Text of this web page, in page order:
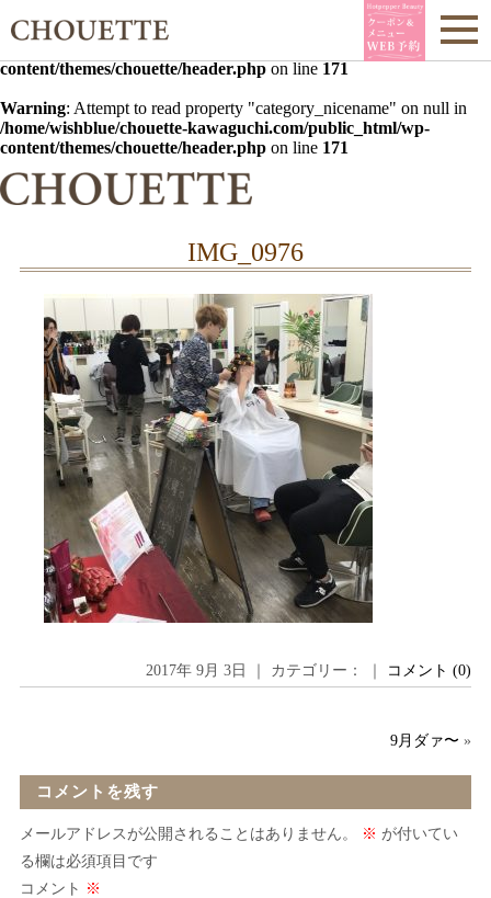
Warning : Undefined array key 0 in
/home/wishblue/chouette-
content/themes/chouette/header.php on line 171
Warning: Attempt to read property "category_nicename" on null in
/home/wishblue/chouette-kawaguchi.com/public_html/wp-
content/themes/chouette/header.php on line 171
IMG_0976
2017年 9月 3日 ｜ カテゴリー： ｜ コメント (0)
9月ダァ〜 »
コメントを残す
メールアドレスが公開されることはありません。 ※ が付いてい
る欄は必須項目です
コメント ※